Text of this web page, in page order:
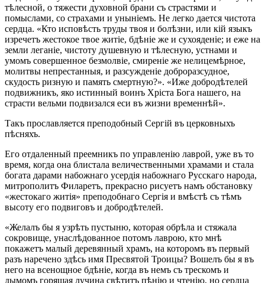
тѣлесной, о тяжести духовной брани съ страстями и
помыслами, со страхами и уныніемъ. Не легко дается чистота
сердца. «Кто исповѣсть труды твоя и болѣзни, или кій языкъ
изречетъ жестокое твое житіе, бдѣніе же и сухояденіе; и еже на
земли леганіе, чистоту душевную и тѣлесную, устнами и
умомъ совершенное безмолвіе, смиреніе же нелицемѣрное,
молитвы непрестанныя, и разсужденіе доброразсудное,
скудость ризную и память смертную?». «Иже добродѣтелей
подвижникъ, яко истинный воинъ Хріста Бога нашего, на
страсти вельми подвизался еси въ жизни временнѣй».
Такъ прославляется преподобный Сергій въ церковныхъ
пѣсняхъ.
Его отдаленный преемникъ по управленію лаврой, уже въ то
время, когда она блистала величественными храмами и стала
богата дарами набожнаго усердія набожнаго Русскаго народа,
митрополитъ Филаретъ, прекрасно рисуетъ намъ обстановку
«жестокаго житія» преподобнаго Сергія и вмѣстѣ съ тѣмъ
высоту его подвиговъ и добродѣтелей.
«Желалъ бы я узрѣть пустыню, которая обрѣла и стяжала
сокровище, унаслѣдованное потомъ лаврою, кто мнѣ
покажетъ малый деревянный храмъ, на которомъ въ первый
разъ наречено здѣсь имя Пресвятой Троицы? Вошелъ бы я въ
него на всенощное бдѣніе, когда въ немъ съ трескомъ и
дымомъ горящая лучина свѣтитъ пѣнію и чтенію, но сердца